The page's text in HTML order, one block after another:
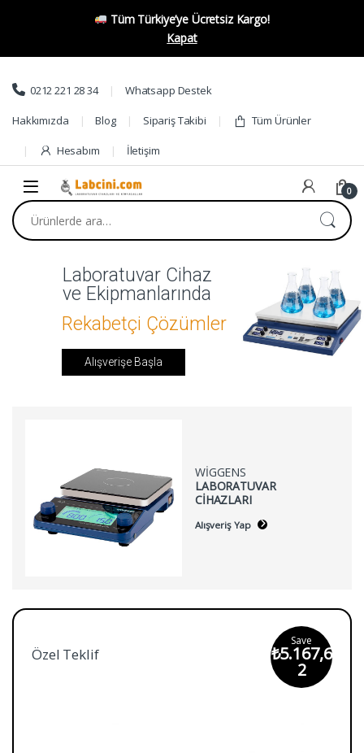
Tüm Türkiye’ye Ücretsiz Kargo!
Kapat
0212 221 28 34 Whatsapp Destek
Hakkımızda Blog Sipariş Takibi Tüm Ürünler
Hesabım İletişim
0
Laboratuvar Cihaz
ve Ekipmanlarında
Rekabetçi Çözümler
Alışverişe Başla
WIGGENS
LABORATUVAR
CIHAZLARI
Alışveriş Yap
Özel Teklif
Save
₺5.167,6
2